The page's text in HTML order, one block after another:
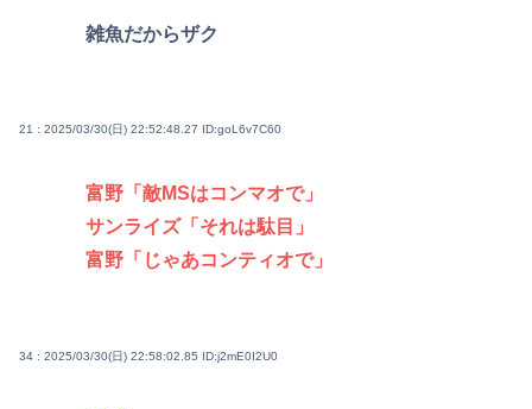
雑魚だからザク
21 : 2025/03/30(日) 22:52:48.27 ID:goL6v7C60
富野「敵MSはコンマオで」
サンライズ「それは駄目」
富野「じゃあコンティオで」
34 : 2025/03/30(日) 22:58:02.85 ID:j2mE0I2U0